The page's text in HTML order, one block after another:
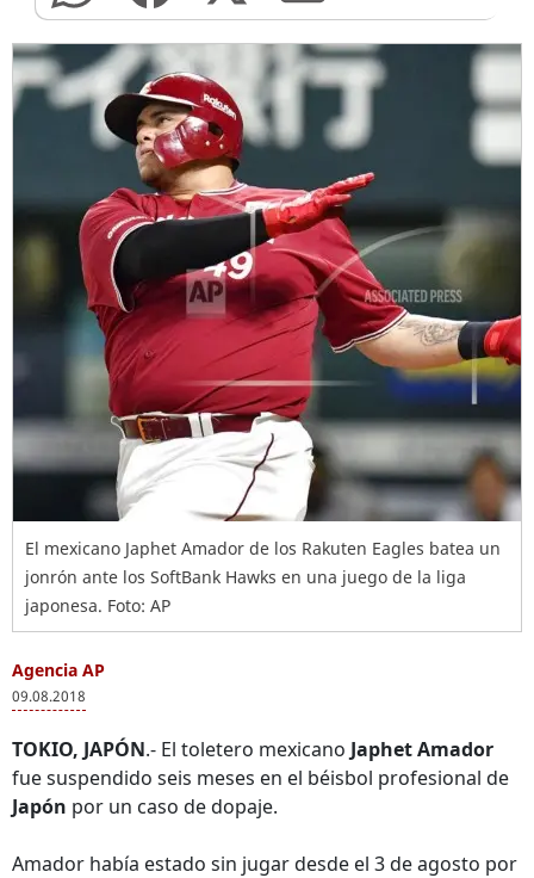
El mexicano Japhet Amador de los Rakuten Eagles batea un
jonrón ante los SoftBank Hawks en una juego de la liga
japonesa. Foto: AP
Agencia AP
09.08.2018
TOKIO, JAPÓN.- El toletero mexicano Japhet Amador
fue suspendido seis meses en el béisbol profesional de
Japón por un caso de dopaje.
Amador había estado sin jugar desde el 3 de agosto por